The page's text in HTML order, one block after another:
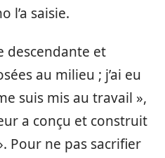
l’a saisie.
descendante et
au milieu ; j’ai eu
suis mis au travail »,
a conçu et construit
Pour ne pas sacrifier